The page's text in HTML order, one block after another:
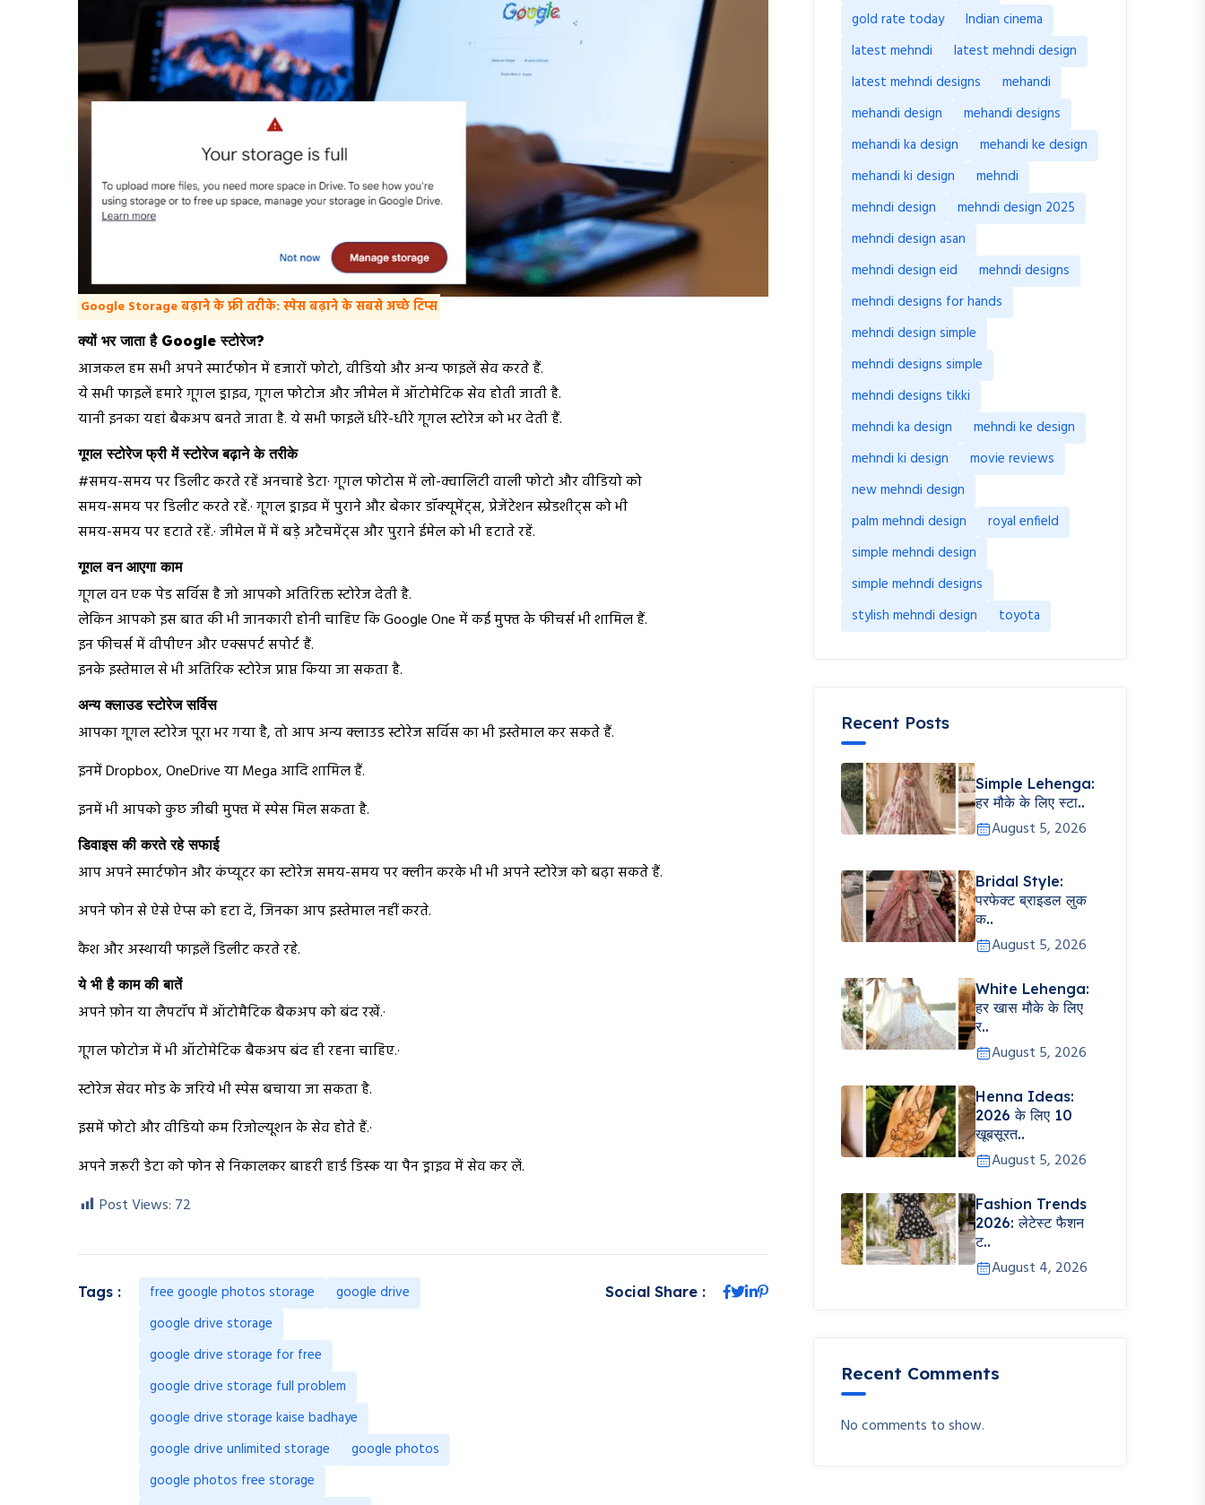
Google Storage बढ़ाने के फ्री तरीके: स्पेस बढ़ाने के सबसे अच्छे टिप्स
क्यों भर जाता है Google स्टोरेज?
आजकल हम सभी अपने स्मार्टफोन में हजारों फोटो, वीडियो और अन्य फाइलें सेव करते हैं.
ये सभी फाइलें हमारे गूगल ड्राइव, गूगल फोटोज और जीमेल में ऑटोमेटिक सेव होती जाती है.
यानी इनका यहां बैकअप बनते जाता है. ये सभी फाइलें धीरे-धीरे गूगल स्टोरेज को भर देती हैं.
गूगल स्टोरेज फ्री में स्टोरेज बढ़ाने के तरीके
#समय-समय पर डिलीट करते रहें अनचाहे डेटा· गूगल फोटोस में लो-क्वालिटी वाली फोटो और वीडियो को
समय-समय पर डिलीट करते रहें.· गूगल ड्राइव में पुराने और बेकार डॉक्यूमेंट्स, प्रेजेंटेशन स्प्रेडशीट्स को भी
समय-समय पर हटाते रहें.· जीमेल में में बड़े अटैचमेंट्स और पुराने ईमेल को भी हटाते रहें.
गूगल वन आएगा काम
गूगल वन एक पेड सर्विस है जो आपको अतिरिक्त स्टोरेज देती है.
लेकिन आपको इस बात की भी जानकारी होनी चाहिए कि Google One में कई मुफ्त के फीचर्स भी शामिल हैं.
इन फीचर्स में वीपीएन और एक्सपर्ट सपोर्ट हैं.
इनके इस्तेमाल से भी अतिरिक स्टोरेज प्राप्त किया जा सकता है.
अन्य क्लाउड स्टोरेज सर्विस
आपका गूगल स्टोरेज पूरा भर गया है, तो आप अन्य क्लाउड स्टोरेज सर्विस का भी इस्तेमाल कर सकते हैं.
इनमें Dropbox, OneDrive या Mega आदि शामिल हैं.
इनमें भी आपको कुछ जीबी मुफ्त में स्पेस मिल सकता है.
डिवाइस की करते रहे सफाई
आप अपने स्मार्टफोन और कंप्यूटर का स्टोरेज समय-समय पर क्लीन करके भी भी अपने स्टोरेज को बढ़ा सकते हैं.
अपने फोन से ऐसे ऐप्स को हटा दें, जिनका आप इस्तेमाल नहीं करते.
कैश और अस्थायी फाइलें डिलीट करते रहे.
ये भी है काम की बातें
अपने फ़ोन या लैपटॉप में ऑटोमैटिक बैकअप को बंद रखें.·
गूगल फोटोज में भी ऑटोमेटिक बैकअप बंद ही रहना चाहिए.·
स्टोरेज सेवर मोड के जरिये भी स्पेस बचाया जा सकता है.
इसमें फोटो और वीडियो कम रिजोल्यूशन के सेव होते हैं.·
अपने जरूरी डेटा को फोन से निकालकर बाहरी हार्ड डिस्क या पैन ड्राइव में सेव कर लें.
Post Views: 72
Tags : free google photos storage
google drive
google drive storage
google drive storage for free
google drive storage full problem
google drive storage kaise badhaye
google drive unlimited storage
google photos
google photos free storage
Social Share :
gold rate today
Indian cinema
latest mehndi
latest mehndi design
latest mehndi designs
mehandi
mehandi design
mehandi designs
mehandi ka design
mehandi ke design
mehandi ki design
mehndi
mehndi design
mehndi design 2025
mehndi design asan
mehndi design eid
mehndi designs
mehndi designs for hands
mehndi design simple
mehndi designs simple
mehndi designs tikki
mehndi ka design
mehndi ke design
mehndi ki design
movie reviews
new mehndi design
palm mehndi design
royal enfield
simple mehndi design
simple mehndi designs
stylish mehndi design
toyota
Recent Posts
Simple Lehenga:
हर मौके के लिए स्टा..
August 5, 2026
Bridal Style:
परफेक्ट ब्राइडल लुक
क..
August 5, 2026
White Lehenga:
हर खास मौके के लिए
र..
August 5, 2026
Henna Ideas:
2026 के लिए 10
खूबसूरत..
August 5, 2026
Fashion Trends
2026: लेटेस्ट फैशन
ट..
August 4, 2026
Recent Comments
No comments to show.